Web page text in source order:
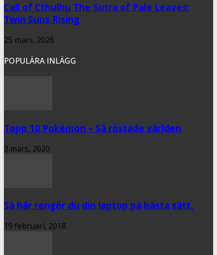
Call of Cthulhu The Sutra of Pale Leaves:
Twin Suns Rising
25 mars, 2026
POPULÄRA INLÄGG
Topp 10 Pokémon – Så röstade världen
3 mars, 2020
Så här rengör du din laptop på bästa sätt.
19 februari, 2018